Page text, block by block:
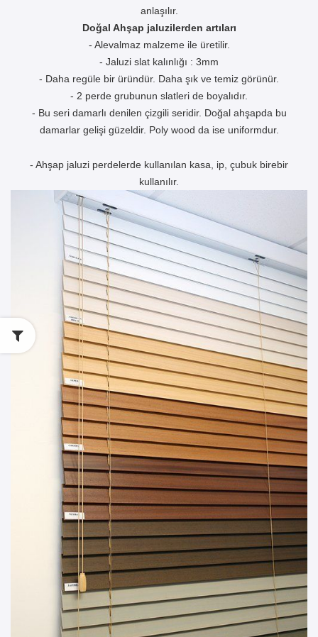
anlaşılır.
Doğal Ahşap jaluzilerden artıları
- Alevalmaz malzeme ile üretilir.
- Jaluzi slat kalınlığı : 3mm
- Daha regüle bir üründür. Daha şık ve temiz görünür.
- 2 perde grubunun slatleri de boyalıdır.
- Bu seri damarlı denilen çizgili seridir. Doğal ahşapda bu
damarlar gelişi güzeldir. Poly wood da ise uniformdur.
- Ahşap jaluzi perdelerde kullanılan kasa, ip, çubuk birebir
kullanılır.